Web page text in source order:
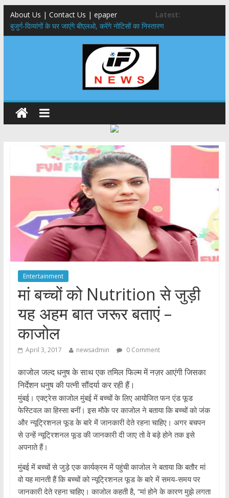
About Us | Contact Us | epaper
Latest:
बुजुर्ग-दिव्यांगों के घर जाएंगे बीएलओ, करेंगे नोटिसों का निस्तारण
24×7 अलर्ट मोड में रहें अधिकारी-मुख्य सचिव मानसून-एसईओसी से मुख्य सचिव ने
की विस्तृत समीक्षा कहा-बंद सड़कों को शीघ्र खोला जाए, लोगों को न हो दिक्कत
459 करोड़ से एचएनबी गढ़वाल विश्वविद्यालय में अनुसंधान संरचना होगी सुदृढ,उच्च
शिक्षा मंत्री धन सिंह रावत ने नवनियुक्त केन्द्रीय शिक्षा मंत्री से की मुलाकात
मुख्यमंत्री से महानिदेशक एनसीसी ने की शिष्टाचार भेंट,उत्तराखण्ड में एनसीसी के
विस्तार एवं आधुनिक आधारभूत संरचना के विकास पर हुई महत्वपूर्ण चर्चा
एमडीडीए बोर्ड बैठक, देहरादून और मसूरी के विकास के लिए 25 बड़े प्रस्तावों को मिली
हरी झंडी
Entertainment
मां बच्चों को Nutrition से जुड़ी
यह अहम बात जरूर बताएं –
काजोल
April 3, 2017 newsadmin 0 Comment
काजोल जल्द धनुष के साथ एक तमिल फिल्म में नज़र आएंगी जिसका
निर्देशन धनुष की पत्नी सौंदर्या कर रही हैं।
मुंबई। एक्ट्रेस काजोल मुंबई में बच्चों के लिए आयोजित फन एंड फूड
फेस्टिवल का हिस्सा बनीं। इस मौके पर काजोल ने बताया कि बच्चों को जंक
और न्यूट्रिशनल फूड के बारे में जानकारी देते रहना चाहिए। अगर बचपन
से उन्हें न्यूट्रिशनल फूड की जानकारी दी जाए तो वे बड़े होने तक इसे
अपनाते हैं।
मुंबई में बच्चों से जुड़े एक कार्यक्रम में पहुंची काजोल ने बताया कि बतौर मां
वो यह मानती हैं कि बच्चों को न्यूट्रिशनल फूड के बारे में समय-समय पर
जानकारी देते रहना चाहिए। काजोल कहती है, ”मां होने के कारण मुझे लगता